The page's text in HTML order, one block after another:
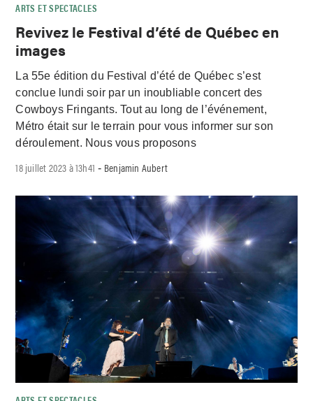
ARTS ET SPECTACLES
Revivez le Festival d’été de Québec en
images
La 55e édition du Festival d’été de Québec s’est
conclue lundi soir par un inoubliable concert des
Cowboys Fringants. Tout au long de l’événement,
Métro était sur le terrain pour vous informer sur son
déroulement. Nous vous proposons
18 juillet 2023 à 13h41 - Benjamin Aubert